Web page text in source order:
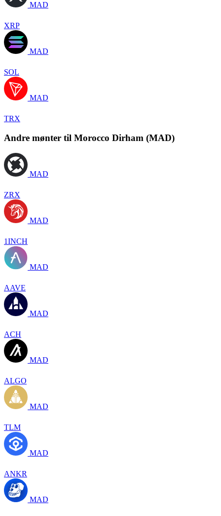
MAD
XRP
MAD
SOL
MAD
TRX
Andre mønter til Morocco Dirham (MAD)
MAD
ZRX
MAD
1INCH
MAD
AAVE
MAD
ACH
MAD
ALGO
MAD
TLM
MAD
ANKR
MAD